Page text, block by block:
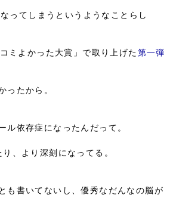
ってしまうというようなことらし
ミよかった大賞」で取り上げた 第一弾
ったから。
依存症になったんだって。
、より深刻になってる。
も書いてないし、優秀なだんなの脳が